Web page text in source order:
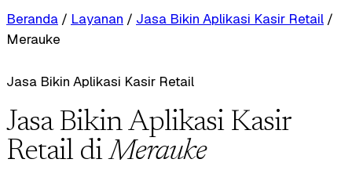
Beranda / Layanan / Jasa Bikin Aplikasi Kasir Retail /
Merauke
Jasa Bikin Aplikasi Kasir Retail
Jasa Bikin Aplikasi Kasir
Retail diMerauke